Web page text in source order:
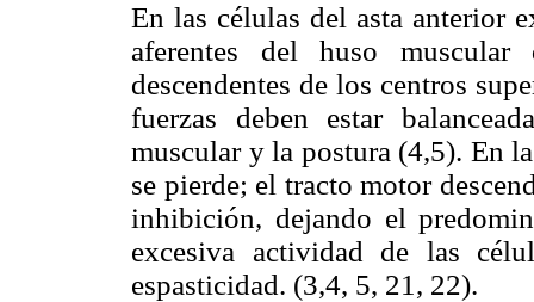
En las células del asta anterior
aferentes del huso
descendentes de los centros
fuerzas deben estar
muscular y la postura (4,5). En
se pierde; el tracto motor
inhibición, dejando el
excesiva actividad de las
espasticidad. (3,4, 5, 21, 22).